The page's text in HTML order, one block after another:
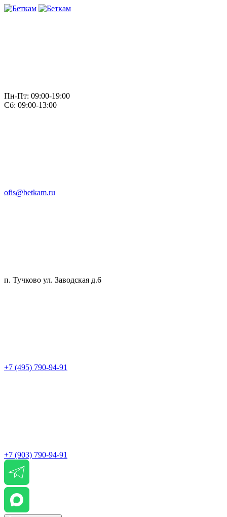
Пн-Пт: 09:00-19:00
Сб: 09:00-13:00
ofis@betkam.ru
п. Тучково ул. Заводская д.6
+7 (495) 790-94-91
+7 (903) 790-94-91